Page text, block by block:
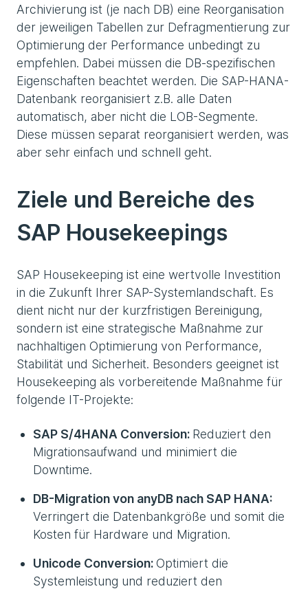
Archivierung ist (je nach DB) eine Reorganisation
der jeweiligen Tabellen zur Defragmentierung zur
Optimierung der Performance unbedingt zu
empfehlen. Dabei müssen die DB-spezifischen
Eigenschaften beachtet werden. Die SAP-HANA-
Datenbank reorganisiert z.B. alle Daten
automatisch, aber nicht die LOB-Segmente.
Diese müssen separat reorganisiert werden, was
aber sehr einfach und schnell geht.
Ziele und Bereiche des
SAP Housekeepings
SAP Housekeeping ist eine wertvolle Investition
in die Zukunft Ihrer SAP-Systemlandschaft. Es
dient nicht nur der kurzfristigen Bereinigung,
sondern ist eine strategische Maßnahme zur
nachhaltigen Optimierung von Performance,
Stabilität und Sicherheit. Besonders geeignet ist
Housekeeping als vorbereitende Maßnahme für
folgende IT-Projekte:
SAP S/4HANA Conversion: Reduziert den
Migrationsaufwand und minimiert die
Downtime.
DB-Migration von anyDB nach SAP HANA:
Verringert die Datenbankgröße und somit die
Kosten für Hardware und Migration.
Unicode Conversion:Optimiert die
Systemleistung und reduziert den